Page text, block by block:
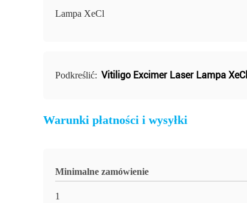
Lampa XeCl
Podkreślić: Vitiligo Excimer Laser Lampa XeCl
Warunki płatności i wysyłki
Minimalne zamówienie
1